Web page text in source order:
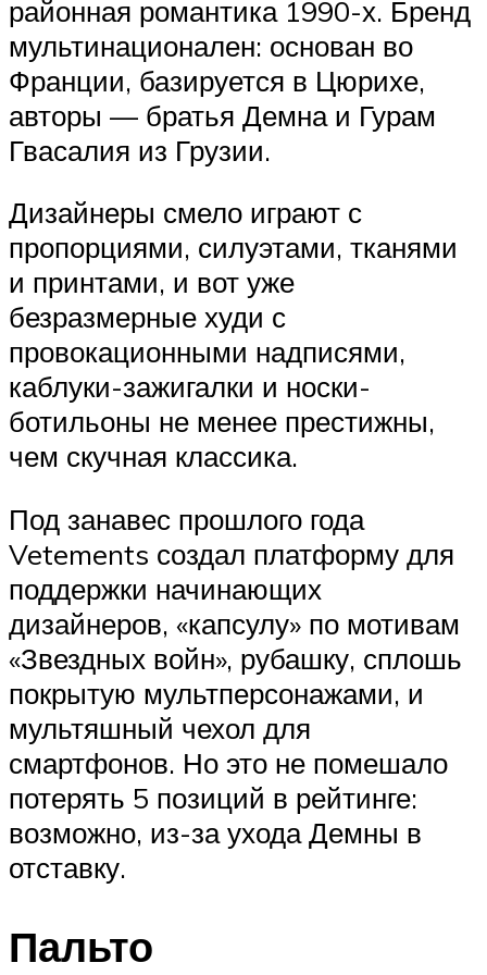
районная романтика 1990-х. Бренд
мультинационален: основан во
Франции, базируется в Цюрихе,
авторы — братья Демна и Гурам
Гвасалия из Грузии.
Дизайнеры смело играют с
пропорциями, силуэтами, тканями
и принтами, и вот уже
безразмерные худи с
провокационными надписями,
каблуки-зажигалки и носки-
ботильоны не менее престижны,
чем скучная классика.
Под занавес прошлого года
Vetements создал платформу для
поддержки начинающих
дизайнеров, «капсулу» по мотивам
«Звездных войн», рубашку, сплошь
покрытую мультперсонажами, и
мультяшный чехол для
смартфонов. Но это не помешало
потерять 5 позиций в рейтинге:
возможно, из-за ухода Демны в
отставку.
Пальто